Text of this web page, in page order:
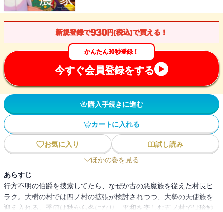
新規登録で930円(税込)で買える！
かんたん30秒登録！
今すぐ会員登録をする
購入手続きに進む
カートに入れる
お気に入り
試し読み
ほかの巻を見る
あらすじ
行方不明の伯爵を捜索してたら、なぜか古の悪魔族を従えた村長ヒ
ラク。大樹の村では四ノ村の拡張が検討されつつ、大勢の天使族を
迎え入れる。季節は秋から冬になり、平和を楽しむ五ノ村では珍妙